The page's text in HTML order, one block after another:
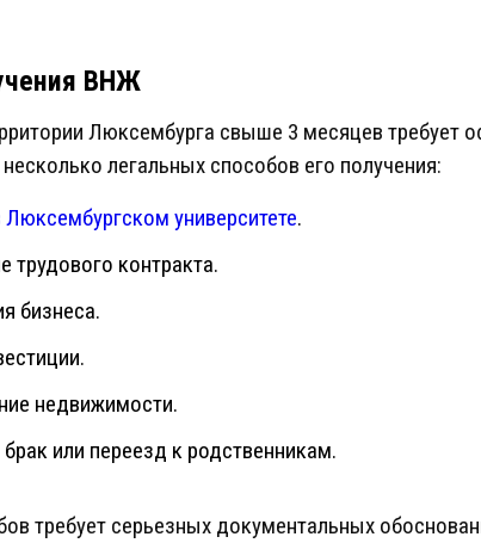
ВНЖ
Люксембурга свыше 3 месяцев требует
легальных способов его получения:
Люксембургском университете.
трудового контракта.
бизнеса.
недвижимости.
или переезд к родственникам.
требует серьезных документальных